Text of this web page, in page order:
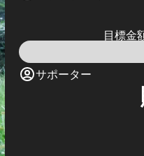
目標金
サポーター